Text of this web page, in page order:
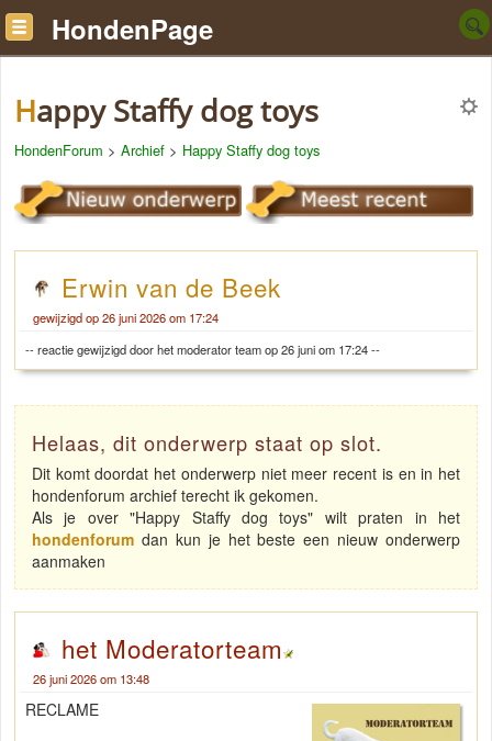
HondenPage
Happy Staffy dog toys
HondenForum > Archief > Happy Staffy dog toys
Erwin van de Beek
gewijzigd op 26 juni 2026 om 17:24
-- reactie gewijzigd door het moderator team op 26 juni om 17:24 --
Helaas, dit onderwerp staat op slot.
Dit komt doordat het onderwerp niet meer recent is en in het
hondenforum archief terecht ik gekomen.
Als je over "Happy Staffy dog toys" wilt praten in het
hondenforum dan kun je het beste een nieuw onderwerp
aanmaken
het Moderatorteam
26 juni 2026 om 13:48
RECLAME